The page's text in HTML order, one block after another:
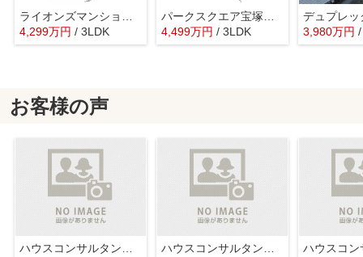
ライオンズマンション宝塚武庫川町
4,299万円 / 3LDK
パークスクエア宝塚フォレストタワー
4,499万円 / 3LDK 3,980万円
お客様の声